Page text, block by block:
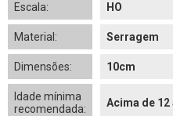
Escala: HO
Material: Serragem
Dimensões: 10cm
Idade mínima
recomendada:
Acima de 12